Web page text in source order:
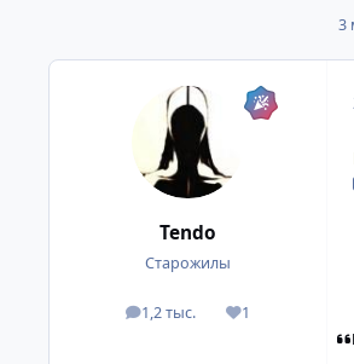
3
Tendo
Старожилы
1,2 тыс.
посты 1
Репутация